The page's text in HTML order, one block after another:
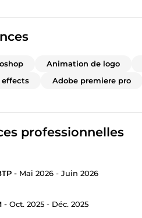
Animation de logo
effects
Adobe premiere pro
professionnelles
- Mai 2026 - Juin 2026
- Oct. 2025 - Déc. 2025